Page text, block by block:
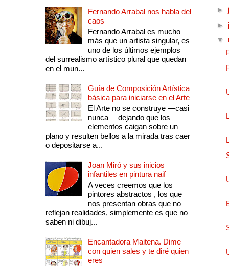
Fernando Arrabal nos habla del
caos
Fernando Arrabal es mucho
más que un artista singular, es
uno de los últimos ejemplos
del surrealismo artístico plural que quedan
en el mun...
Guía de Composición Artística
básica para iniciarse en el Arte
El Arte no se construye —casi
nunca— dejando que los
elementos caigan sobre un
plano y resulten bellos a la mirada tras caer
o depositarse a...
Joan Miró y sus inicios
infantiles en pintura naif
A veces creemos que los
pintores abstractos , los que
nos presentan obras que no
reflejan realidades, simplemente es que no
saben ni dibuj...
Encantadora Maitena. Dime
con quien sales y te diré quien
eres
►
►
▼